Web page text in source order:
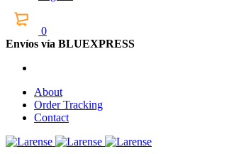
0
Envíos vía BLUEXPRESS
About
Order Tracking
Contact